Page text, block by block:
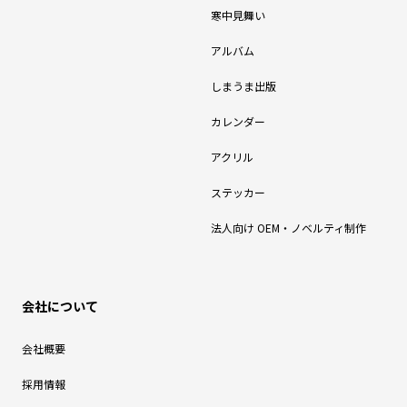
寒中見舞い
アルバム
しまうま出版
カレンダー
アクリル
ステッカー
法人向け OEM・ノベルティ制作
会社について
会社概要
採用情報